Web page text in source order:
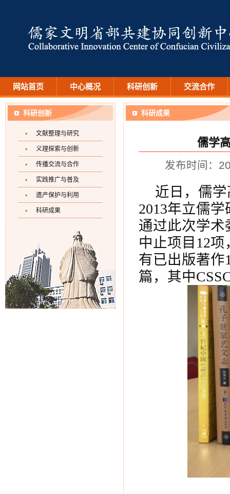
网站首页 中心概况 科研创新 交流合作
科研创新
文献整理与研究
义理探索与创新
传播交流与合作
实践推广与普及
遗产保护与利用
科研成果
科研成果
儒学
发布时间：
近日，儒
2013年立儒
通过此次学术
中止项目12
有已出版著作
篇，其中